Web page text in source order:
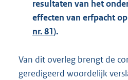
resultaten van het
effecten van erfpacht
nr. 81).
Van dit overleg brengt de
geredigeerd woordelijk